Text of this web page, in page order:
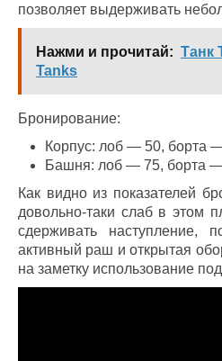
позволяет выдерживать
Нажми и прочитай: Танк
Tanks
Бронирование:
Корпус: лоб — 50, борта
Башня: лоб — 75, борта
Как видно из показателей
довольно-таки слаб в этом
сдерживать наступление,
активный раш и открытая
на заметку использование